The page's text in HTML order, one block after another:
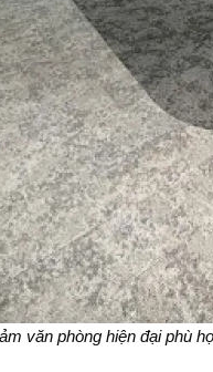
văn phòng hiện đại phù